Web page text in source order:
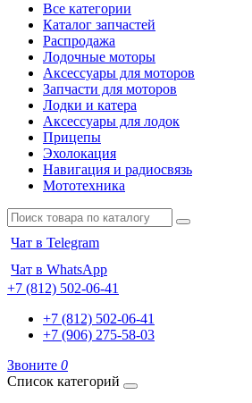
Все категории
Каталог запчастей
Распродажа
Лодочные моторы
Аксессуары для моторов
Запчасти для моторов
Лодки и катера
Аксессуары для лодок
Прицепы
Эхолокация
Навигация и радиосвязь
Мототехника
Чат в Telegram
Чат в WhatsApp
+7 (812) 502-06-41
+7 (812) 502-06-41
+7 (906) 275-58-03
Звоните 0
Список категорий